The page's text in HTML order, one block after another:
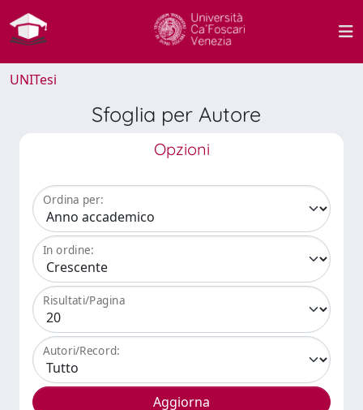
UNITesi
Sfoglia per Autore
Opzioni
Ordina per:
In ordine:
Risultati/Pagina
Autori/Record: